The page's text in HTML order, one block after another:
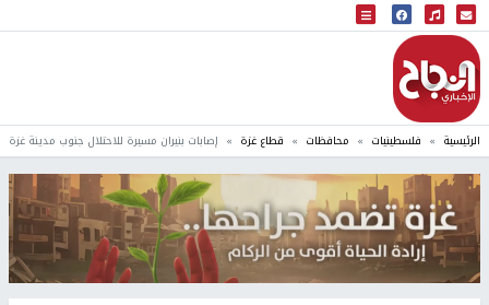
البث المباشر
إذاعة النجاح
الرئيسية فلسطينيات محافظات قطاع غزة إصابات بنيران مسيرة للاحتلال جنوب مدينة غزة